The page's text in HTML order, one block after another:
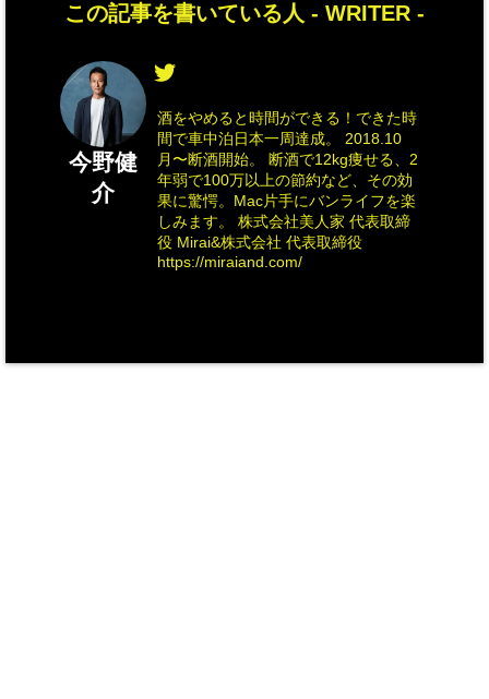
この記事を書いている人 - WRITER -
今野健
介
酒をやめると時間ができる！できた時
間で車中泊日本一周達成。 2018.10
月〜断酒開始。 断酒で12kg痩せる、2
年弱で100万以上の節約など、その効
果に驚愕。Mac片手にバンライフを楽
しみます。 株式会社美人家 代表取締
役 Mirai&株式会社 代表取締役
https://miraiand.com/